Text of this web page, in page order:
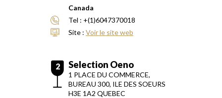
Canada
Tel : +(1)6047370018
Site : Voir le site web
2 Selection Oeno
1 PLACE DU COMMERCE,
BUREAU 300, ILE DES SOEURS
H3E 1A2 QUEBEC